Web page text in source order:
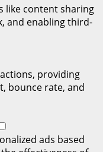
like content sharing
and enabling third-
providing
bounce rate, and
ads based